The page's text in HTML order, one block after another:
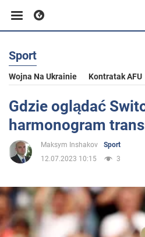
Biznes
Sport
Rozrywka
Polityka
Sport
Wojna Na Ukrainie Kontratak AFU
Gdzie oglądać
harmonogram
Maksym Inshakov
Sport
12.07.2023 10:15
3